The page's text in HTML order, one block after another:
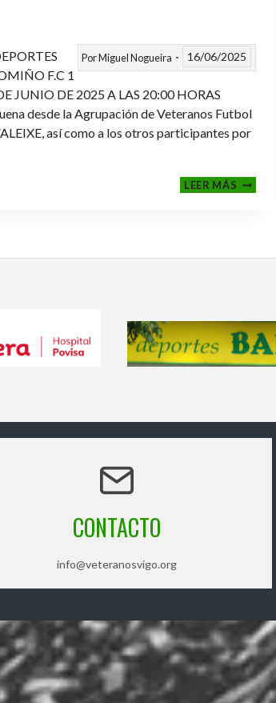
PorMiguel Nogueira 16/06/2025
F.C 1
JUNIO DE 2025 A LAS 20:00 HORAS
desde la Agrupación de Veteranos Futbol
así como a los otros participantes por
LEER MÁSFINALES
2024-
CONTACTO
info@veteranosvigo.org